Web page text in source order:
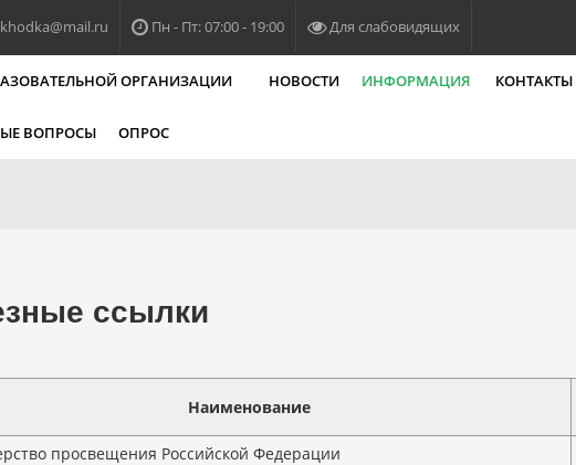
Пн - Пт: 07:00 - 19:00 Для слабовидящих
ОРГАНИЗАЦИИ НОВОСТИ ИНФОРМАЦИЯ КОНТАКТЫ
ВОПРОСЫ ОПРОС
ссылки
Наименование
просвещения Российской Федерации